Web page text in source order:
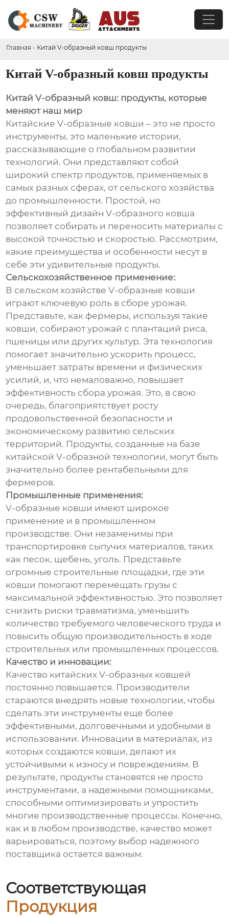
Главная - Китай V-образный ковш продукты
Китай V-образный ковш продукты
Китай V-образный ковш: продукты, которые
меняют наш мир
Китайские V-образные ковши – это не просто
инструменты, это маленькие истории,
рассказывающие о глобальном развитии
технологий. Они представляют собой
широкий спектр продуктов, применяемых в
самых разных сферах, от сельского хозяйства
до промышленности. Простой, но
эффективный дизайн V-образного ковша
позволяет собирать и переносить материалы с
высокой точностью и скоростью. Рассмотрим,
какие преимущества и особенности несут в
себе эти удивительные продукты.
Сельскохозяйственное применение:
В сельском хозяйстве V-образные ковши
играют ключевую роль в сборе урожая.
Представьте, как фермеры, используя такие
ковши, собирают урожай с плантаций риса,
пшеницы или других культур. Эта технология
помогает значительно ускорить процесс,
уменьшает затраты времени и физических
усилий, и, что немаловажно, повышает
эффективность сбора урожая. Это, в свою
очередь, благоприятствует росту
продовольственной безопасности и
экономическому развитию сельских
территорий. Продукты, созданные на базе
китайской V-образной технологии, могут быть
значительно более рентабельными для
фермеров.
Промышленные применения:
V-образные ковши имеют широкое
применение и в промышленном
производстве. Они незаменимы при
транспортировке сыпучих материалов, таких
как песок, щебень, уголь. Представьте
огромные строительные площадки, где эти
ковши помогают перемещать грузы с
максимальной эффективностью. Это позволяет
снизить риски травматизма, уменьшить
количество требуемого человеческого труда и
повысить общую производительность в ходе
строительных или промышленных процессов.
Качество и инновации:
Качество китайских V-образных ковшей
постоянно повышается. Производители
стараются внедрять новые технологии, чтобы
сделать эти инструменты еще более
эффективными, долговечными и удобными в
использовании. Инновации в материалах, из
которых создаются ковши, делают их
устойчивыми к износу и повреждениям. В
результате, продукты становятся не просто
инструментами, а надежными помощниками,
способными оптимизировать и упростить
многие производственные процессы. Конечно,
как и в любом производстве, качество может
варьироваться, поэтому выбор надежного
поставщика остается важным.
Соответствующая
Продукция